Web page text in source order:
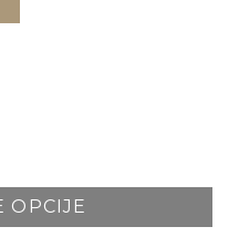
OPCIJE